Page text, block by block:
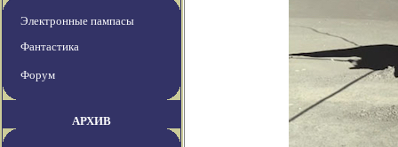
Электронные пампасы
Фантастика
Форум
АРХИВ